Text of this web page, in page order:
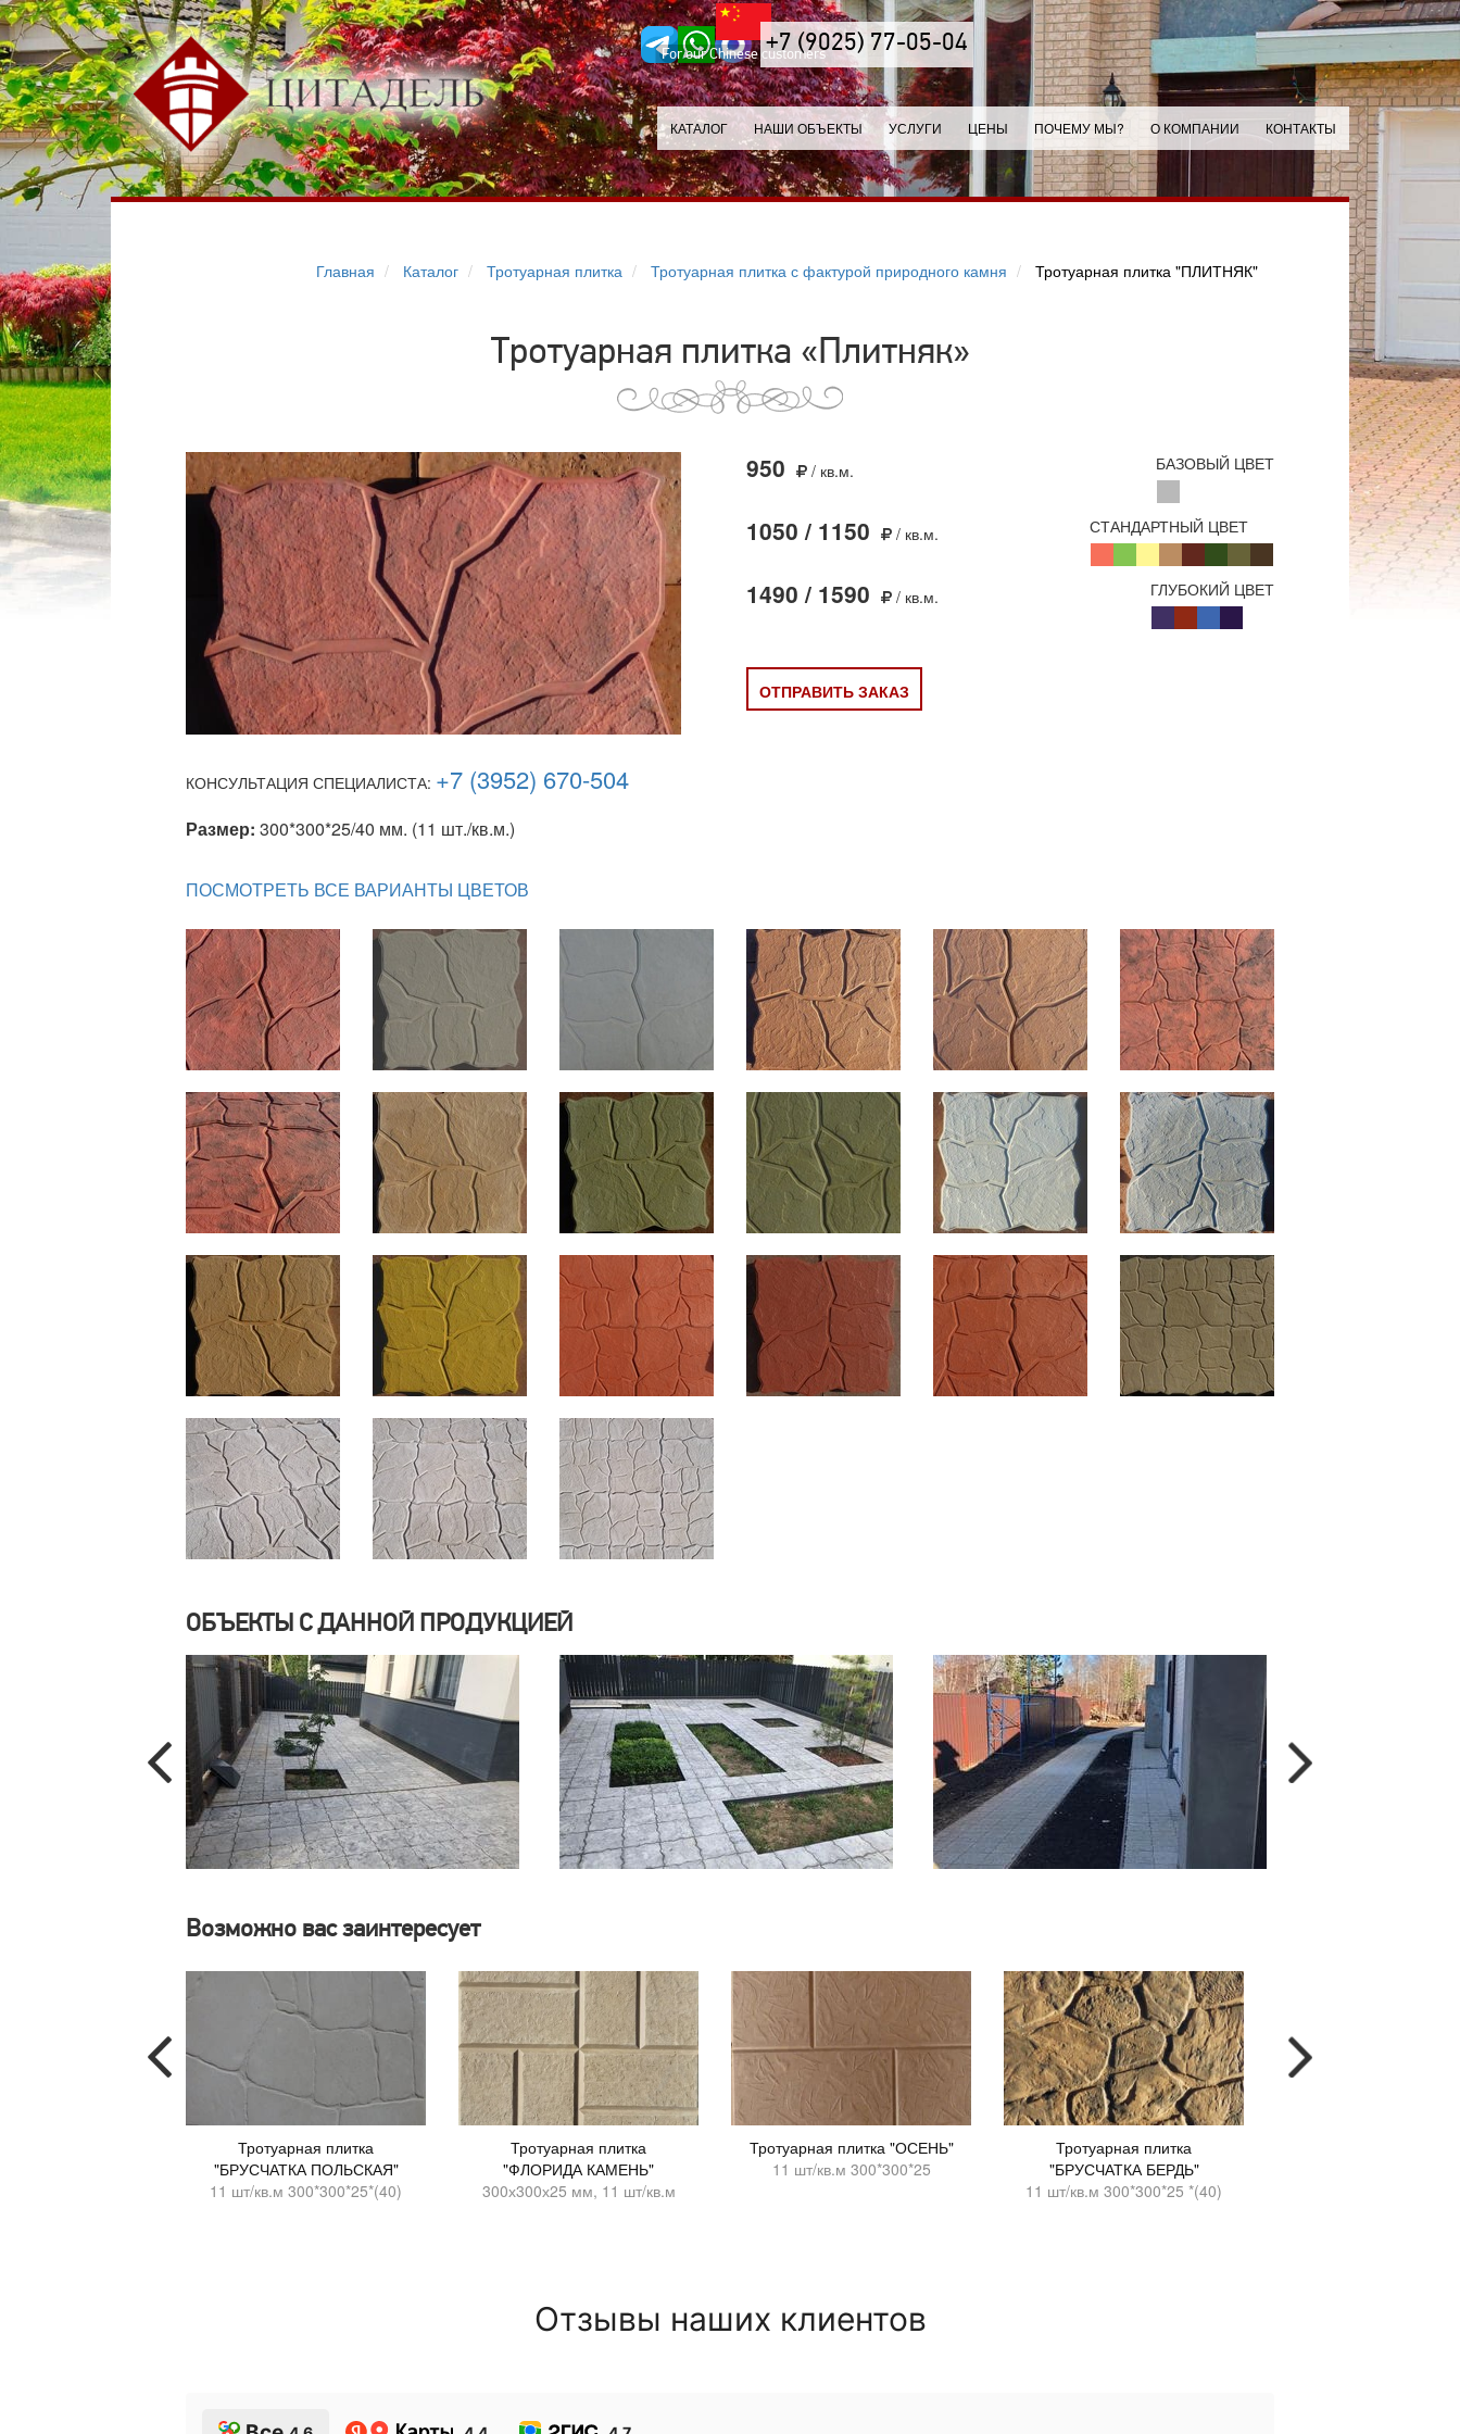
For our Chinese customers+7 (9025) 77-05-04
КАТАЛОГ НАШИ ОБЪЕКТЫ УСЛУГИ ЦЕНЫ ПОЧЕМУ МЫ? О КОМПАНИИ КОНТАКТЫ
Главная Каталог Тротуарная плитка Тротуарная плитка с фактурой природного камня Тротуарная плитка "ПЛИТНЯК"
Тротуарная плитка «Плитняк»
КОНСУЛЬТАЦИЯ СПЕЦИАЛИСТА: +7 (3952) 670-504
Размер: 300*300*25/40 мм. (11 шт./кв.м.)
950 / кв.м. БАЗОВЫЙ ЦВЕТ
1050 / 1150 / кв.м. СТАНДАРТНЫЙ ЦВЕТ
1490 / 1590 / кв.м. ГЛУБОКИЙ ЦВЕТ
ОТПРАВИТЬ ЗАКАЗ
ПОСМОТРЕТЬ ВСЕ ВАРИАНТЫ ЦВЕТОВ
ОБЪЕКТЫ С ДАННОЙ ПРОДУКЦИЕЙ
Возможно вас заинтересует
Тротуарная плитка
"БРУСЧАТКА ПОЛЬСКАЯ"
11 шт/кв.м 300*300*25*(40)
Тротуарная плитка
"ФЛОРИДА КАМЕНЬ"
300х300х25 мм, 11 шт/кв.м
Тротуарная плитка "ОСЕНЬ"
11 шт/кв.м 300*300*25
Тротуарная плитка
"БРУСЧАТКА БЕРДЬ"
11 шт/кв.м 300*300*25 *(40)
Отзывы наших клиентов